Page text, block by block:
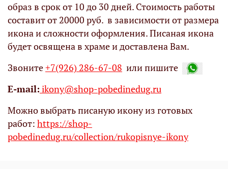
образ в срок от 10 до 30 дней. Стоимость работы
составит от 20000 руб. в зависимости от размера
икона и сложности оформления. Писаная икона
будет освящена в храме и доставлена Вам.
Звоните+7(926) 286-67-08 или пишите
Е-mail: ikony@shop-pobedinedug.ru
Можно выбрать писаную икону из готовых
работ: https://shop-
pobedinedug.ru/collection/rukopisnye-ikony